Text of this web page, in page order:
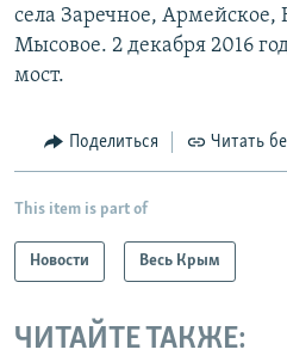
села Заречное,
Мысовое. 2 декабря 2016
мост.
Поделиться Читать
This item is part of
Новости Весь Крым
ЧИТАЙТЕ ТАКЖЕ: